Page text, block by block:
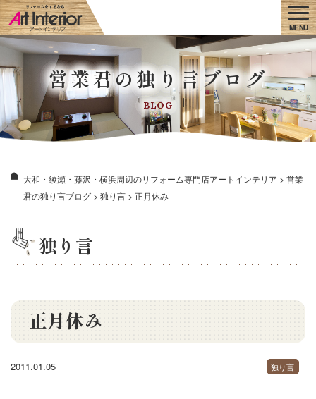
営業君の独り言ブログ
BLOG
大和・綾瀬・藤沢・横浜周辺のリフォーム専門店アートインテリア > 営業
君の独り言ブログ > 独り言 > 正月休み
独り言
正月休み
2011.01.05 独り言